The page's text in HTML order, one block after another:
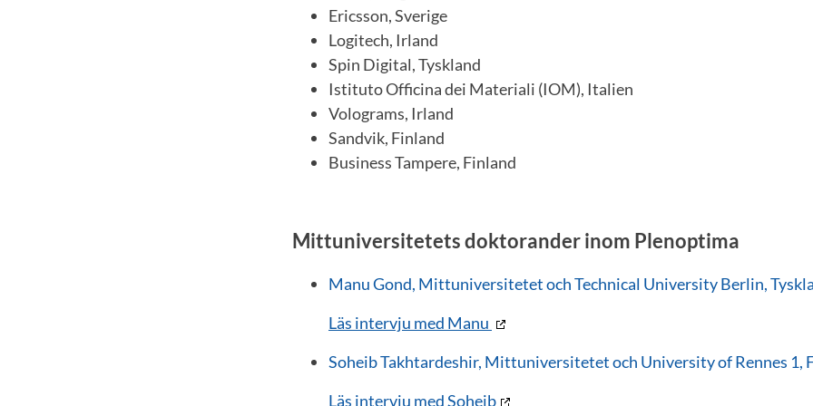
Ericsson, Sverige
Logitech, Irland
Spin Digital, Tyskland
Istituto Officina dei Materiali (IOM), Italien
Volograms, Irland
Sandvik, Finland
Business Tampere, Finland
Mittuniversitetets doktorander inom Plenoptima
Manu Gond, Mittuniversitetet och Technical University Berlin,
Läs intervju med Manu
Soheib Takhtardeshir, Mittuniversitetet och University of Rennes 1,
Läs intervju med Soheib